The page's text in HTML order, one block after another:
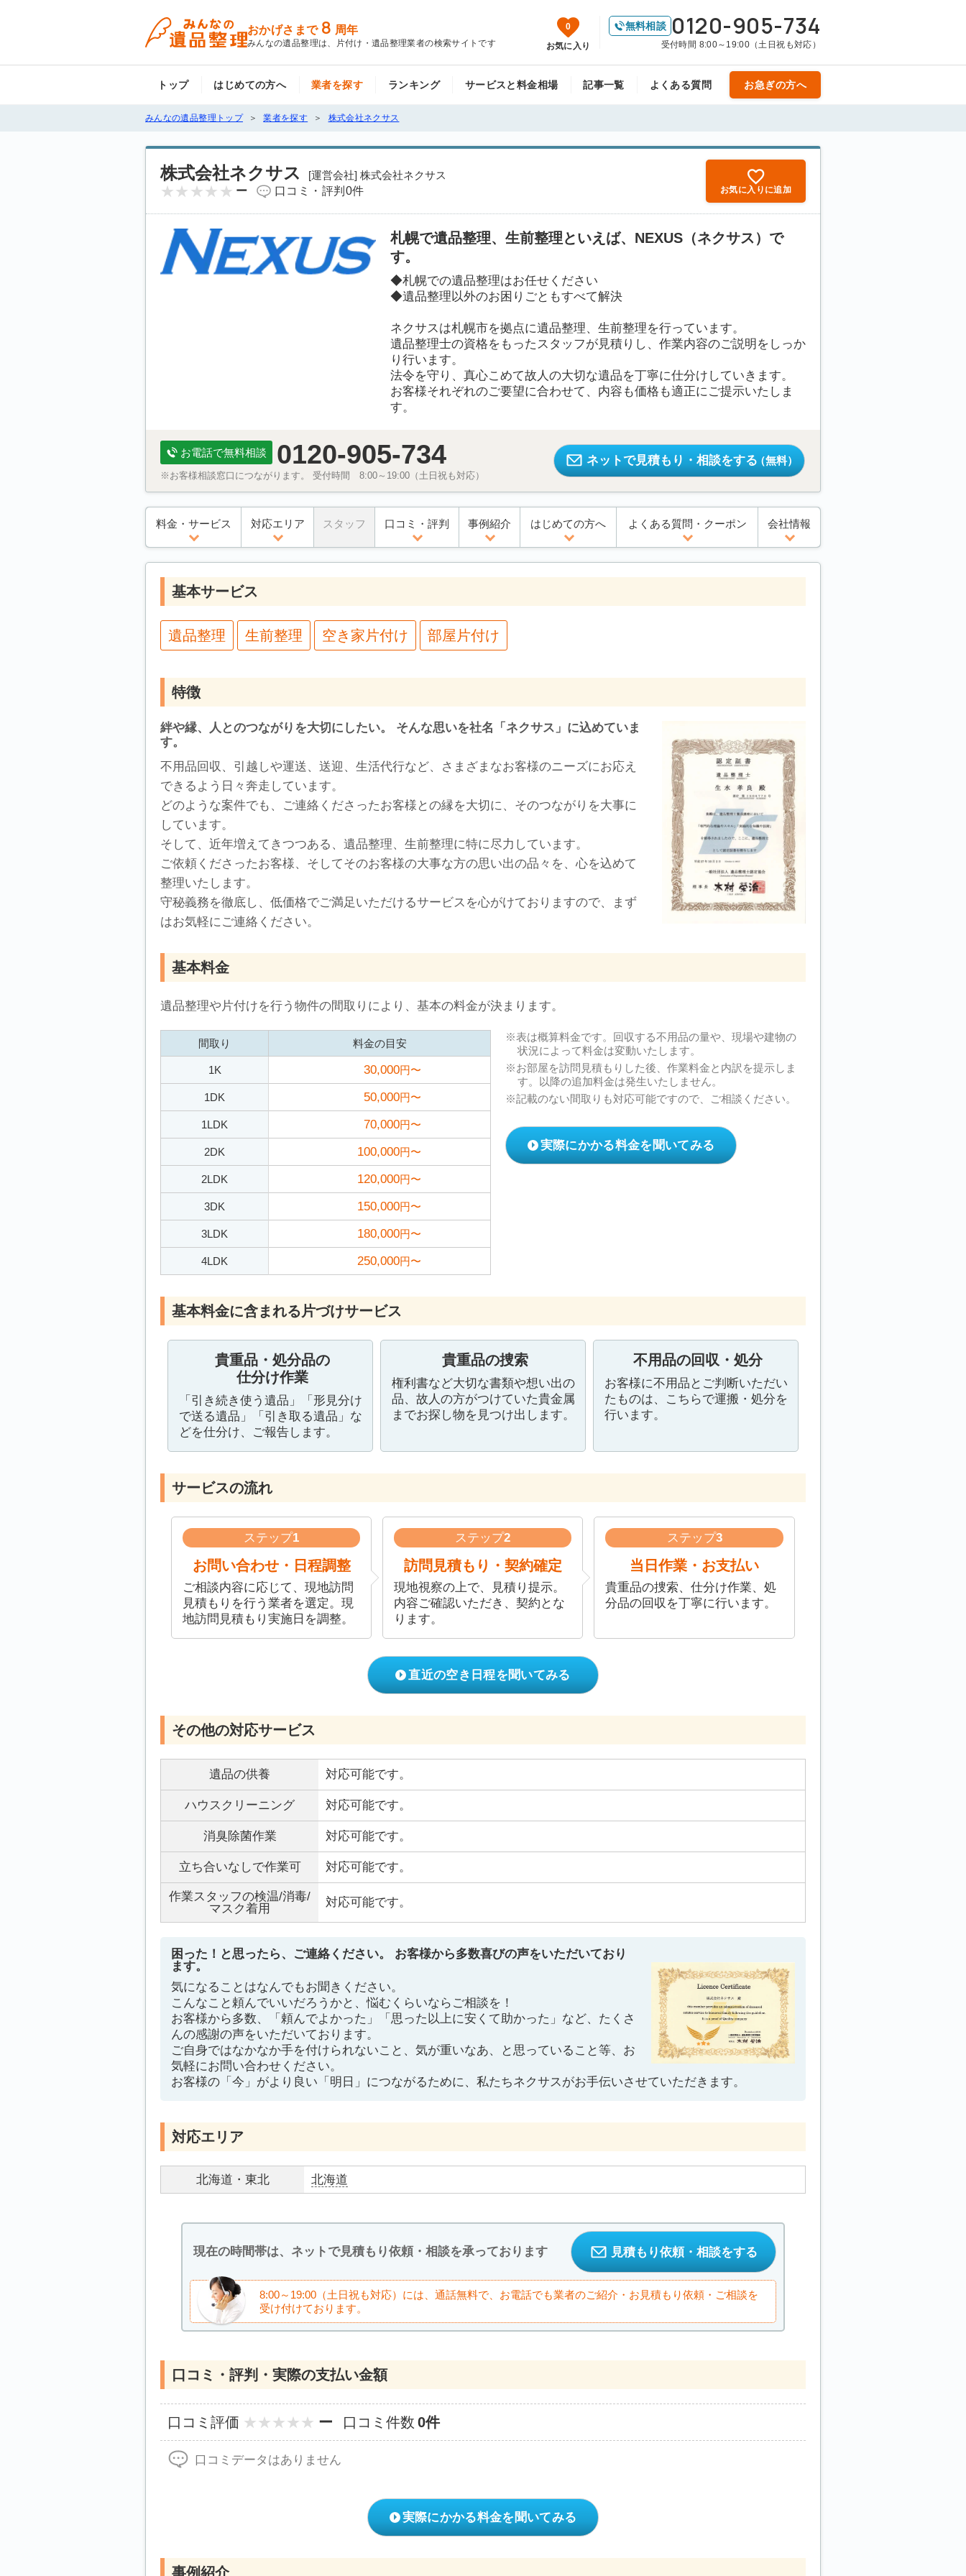
おかげさまで 8 周年
みんなの遺品整理は、片付け・遺品整理業者の検索サイトです
0
お気に入り
無料相談 0120-905-734
受付時間 8:00～19:00（土日祝も対応）
トップ はじめての方へ 業者を探す ランキング サービスと料金相場 記事一覧 よくある質問 お急ぎの方へ
みんなの遺品整理トップ 業者を探す 株式会社ネクサス
株式会社ネクサス
[運営会社] 株式会社ネクサス
ー
口コミ・評判 0件 お気に入りに追加
札幌で遺品整理、生前整理といえば、NEXUS（ネクサス）で
す。
◆札幌での遺品整理はお任せください
◆遺品整理以外のお困りごともすべて解決
ネクサスは札幌市を拠点に遺品整理、生前整理を行っています。
遺品整理士の資格をもったスタッフが見積りし、作業内容のご説明をしっか
り行います。
法令を守り、真心こめて故人の大切な遺品を丁寧に仕分けしていきます。
お客様それぞれのご要望に合わせて、内容も価格も適正にご提示いたしま
す。
お電話で無料相談 0120-905-734
※お客様相談窓口につながります。 受付時間 8:00～19:00（土日祝も対応）
ネットで見積もり・相談をする（無料）
料金・サービス 対応エリア スタッフ 口コミ・評判 事例紹介 はじめての方へ よくある質問・クーポン 会社情報
基本サービス
遺品整理 生前整理 空き家片付け 部屋片付け
特徴
絆や縁、人とのつながりを大切にしたい。 そんな思いを社名「ネクサス」に込めていま
す。
不用品回収、引越しや運送、送迎、生活代行など、さまざまなお客様のニーズにお応え
できるよう日々奔走しています。
どのような案件でも、ご連絡くださったお客様との縁を大切に、そのつながりを大事に
しています。
そして、近年増えてきつつある、遺品整理、生前整理に特に尽力しています。
ご依頼くださったお客様、そしてそのお客様の大事な方の思い出の品々を、心を込めて
整理いたします。
守秘義務を徹底し、低価格でご満足いただけるサービスを心がけておりますので、まず
はお気軽にご連絡ください。
基本料金
遺品整理や片付けを行う物件の間取りにより、基本の料金が決まります。
間取り 料金の目安
1K 30,000円〜
1DK 50,000円〜
1LDK 70,000円〜
2DK 100,000円〜
2LDK 120,000円〜
3DK 150,000円〜
3LDK 180,000円〜
4LDK 250,000円〜
表は概算料金です。回収する不用品の量や、現場や建物の
状況によって料金は変動いたします。
お部屋を訪問見積もりした後、作業料金と内訳を提示しま
す。以降の追加料金は発生いたしません。
記載のない間取りも対応可能ですので、ご相談ください。
実際にかかる料金を聞いてみる
基本料金に含まれる片づけサービス
貴重品・処分品の
仕分け作業
「引き続き使う遺品」「形見分け
で送る遺品」「引き取る遺品」な
どを仕分け、ご報告します。
貴重品の捜索
権利書など大切な書類や想い出の
品、故人の方がつけていた貴金属
までお探し物を見つけ出します。
不用品の回収・処分
お客様に不用品とご判断いただい
たものは、こちらで運搬・処分を
行います。
サービスの流れ
ステップ1
お問い合わせ・日程調整
ご相談内容に応じて、現地訪問
見積もりを行う業者を選定。現
地訪問見積もり実施日を調整。
ステップ2
訪問見積もり・契約確定
現地視察の上で、見積り提示。
内容ご確認いただき、契約とな
ります。
ステップ3
当日作業・お支払い
貴重品の捜索、仕分け作業、処
分品の回収を丁寧に行います。
直近の空き日程を聞いてみる
その他の対応サービス
遺品の供養 対応可能です。
ハウスクリーニング 対応可能です。
消臭除菌作業 対応可能です。
立ち合いなしで作業可 対応可能です。
作業スタッフの検温/消毒/
マスク着用
対応可能です。
困った！と思ったら、ご連絡ください。 お客様から多数喜びの声をいただいており
ます。
気になることはなんでもお聞きください。
こんなこと頼んでいいだろうかと、悩むくらいならご相談を！
お客様から多数、「頼んでよかった」「思った以上に安くて助かった」など、たくさ
んの感謝の声をいただいております。
ご自身ではなかなか手を付けられないこと、気が重いなあ、と思っていること等、お
気軽にお問い合わせください。
お客様の「今」がより良い「明日」につながるために、私たちネクサスがお手伝いさせていただきます。
対応エリア
北海道・東北 北海道
現在の時間帯は、ネットで見積もり依頼・相談を承っております 見積もり依頼・相談をする
8:00～19:00（土日祝も対応）には、通話無料で、お電話でも業者のご紹介・お見積もり依頼・ご相談を
受け付けております。
口コミ・評判・実際の支払い金額
口コミ評価 ー 口コミ件数 0件
口コミデータはありません
実際にかかる料金を聞いてみる
事例紹介